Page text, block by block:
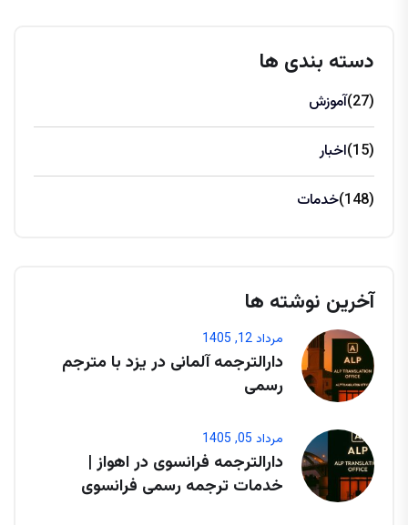
دسته بندی ها
آموزش (27)
اخبار (15)
خدمات (148)
آخرین نوشته ها
مرداد 12, 1405
دارالترجمه آلمانی در یزد با مترجم
رسمی
مرداد 05, 1405
دارالترجمه فرانسوی در اهواز |
خدمات ترجمه رسمی فرانسوی